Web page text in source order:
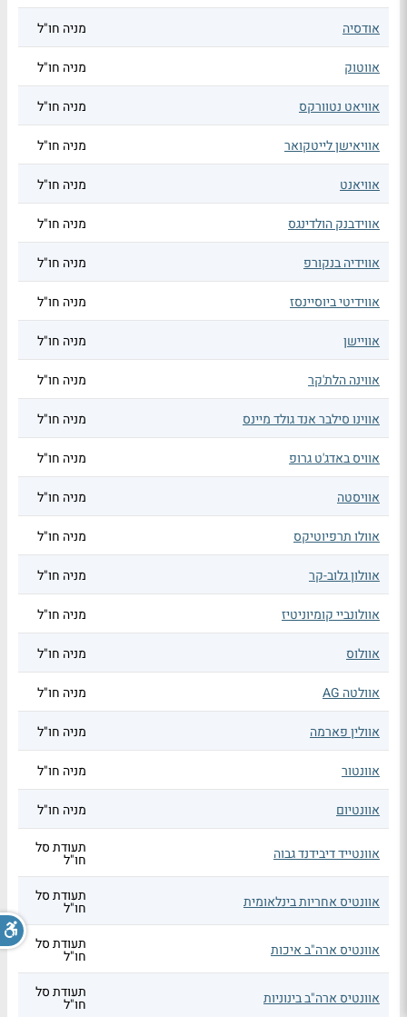
אודסיה מניה חו"ל
אווטוק מניה חו"ל
אוויאט נטוורקס מניה חו"ל
אוויאישן לייטקואר מניה חו"ל
אוויאנט מניה חו"ל
אווידבנק הולדינגס מניה חו"ל
אווידיה בנקורפ מניה חו"ל
אווידיטי ביוסיינסז מניה חו"ל
אוויישן מניה חו"ל
אווינה הלת'קר מניה חו"ל
אווינו סילבר אנד גולד מיינס מניה חו"ל
אוויס באדג'ט גרופ מניה חו"ל
אוויסטה מניה חו"ל
אוולו תרפיוטיקס מניה חו"ל
אוולון גלוב-קר מניה חו"ל
אוולונביי קומיוניטיז מניה חו"ל
אוולוס מניה חו"ל
אוולטה AG מניה חו"ל
אוולין פארמה מניה חו"ל
אוונטור מניה חו"ל
אוונטיום מניה חו"ל
אוונטייד דיבידנד גבוה תעודת סל
חו"ל
אוונטיס אחריות בינלאומית תעודת סל
חו"ל
אוונטיס ארה"ב איכות תעודת סל
חו"ל
אוונטיס ארה"ב בינוניות תעודת סל
חו"ל